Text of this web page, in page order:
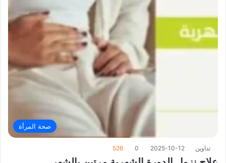
صحة المرأة
تداوين 2025-10-12
0
526